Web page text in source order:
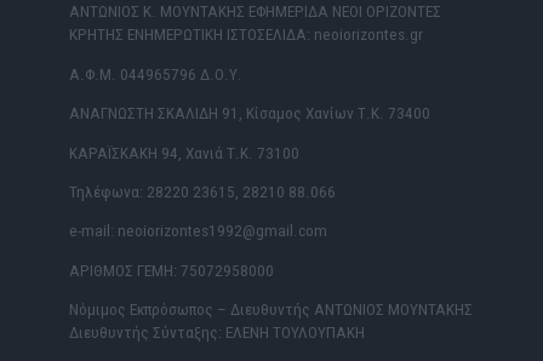
ΑΝΤΩΝΙΟΣ Κ. ΜΟΥΝΤΑΚΗΣ ΕΦΗΜΕΡΙΔΑ ΝΕΟΙ ΟΡΙΖΟΝΤΕΣ
ΚΡΗΤΗΣ ΕΝΗΜΕΡΩΤΙΚΗ ΙΣΤΟΣΕΛΙΔΑ: neoiorizontes.gr
Α.Φ.Μ. 044965796 Δ.Ο.Υ.
ΑΝΑΓΝΩΣΤΗ ΣΚΑΛΙΔΗ 91, Κίσαμος Χανίων Τ.Κ. 73400
ΚΑΡΑΪΣΚΑΚΗ 94, Χανιά Τ.Κ. 73100
Τηλέφωνα: 28220 23615, 28210 88.066
e-mail: neoiorizontes1992@gmail.com
ΑΡΙΘΜΟΣ ΓΕΜΗ: 75072958000
Νόμιμος Εκπρόσωπος – Διευθυντής ΑΝΤΩΝΙΟΣ ΜΟΥΝΤΑΚΗΣ
Διευθυντής Σύνταξης: ΕΛΕΝΗ ΤΟΥΛΟΥΠΑΚΗ